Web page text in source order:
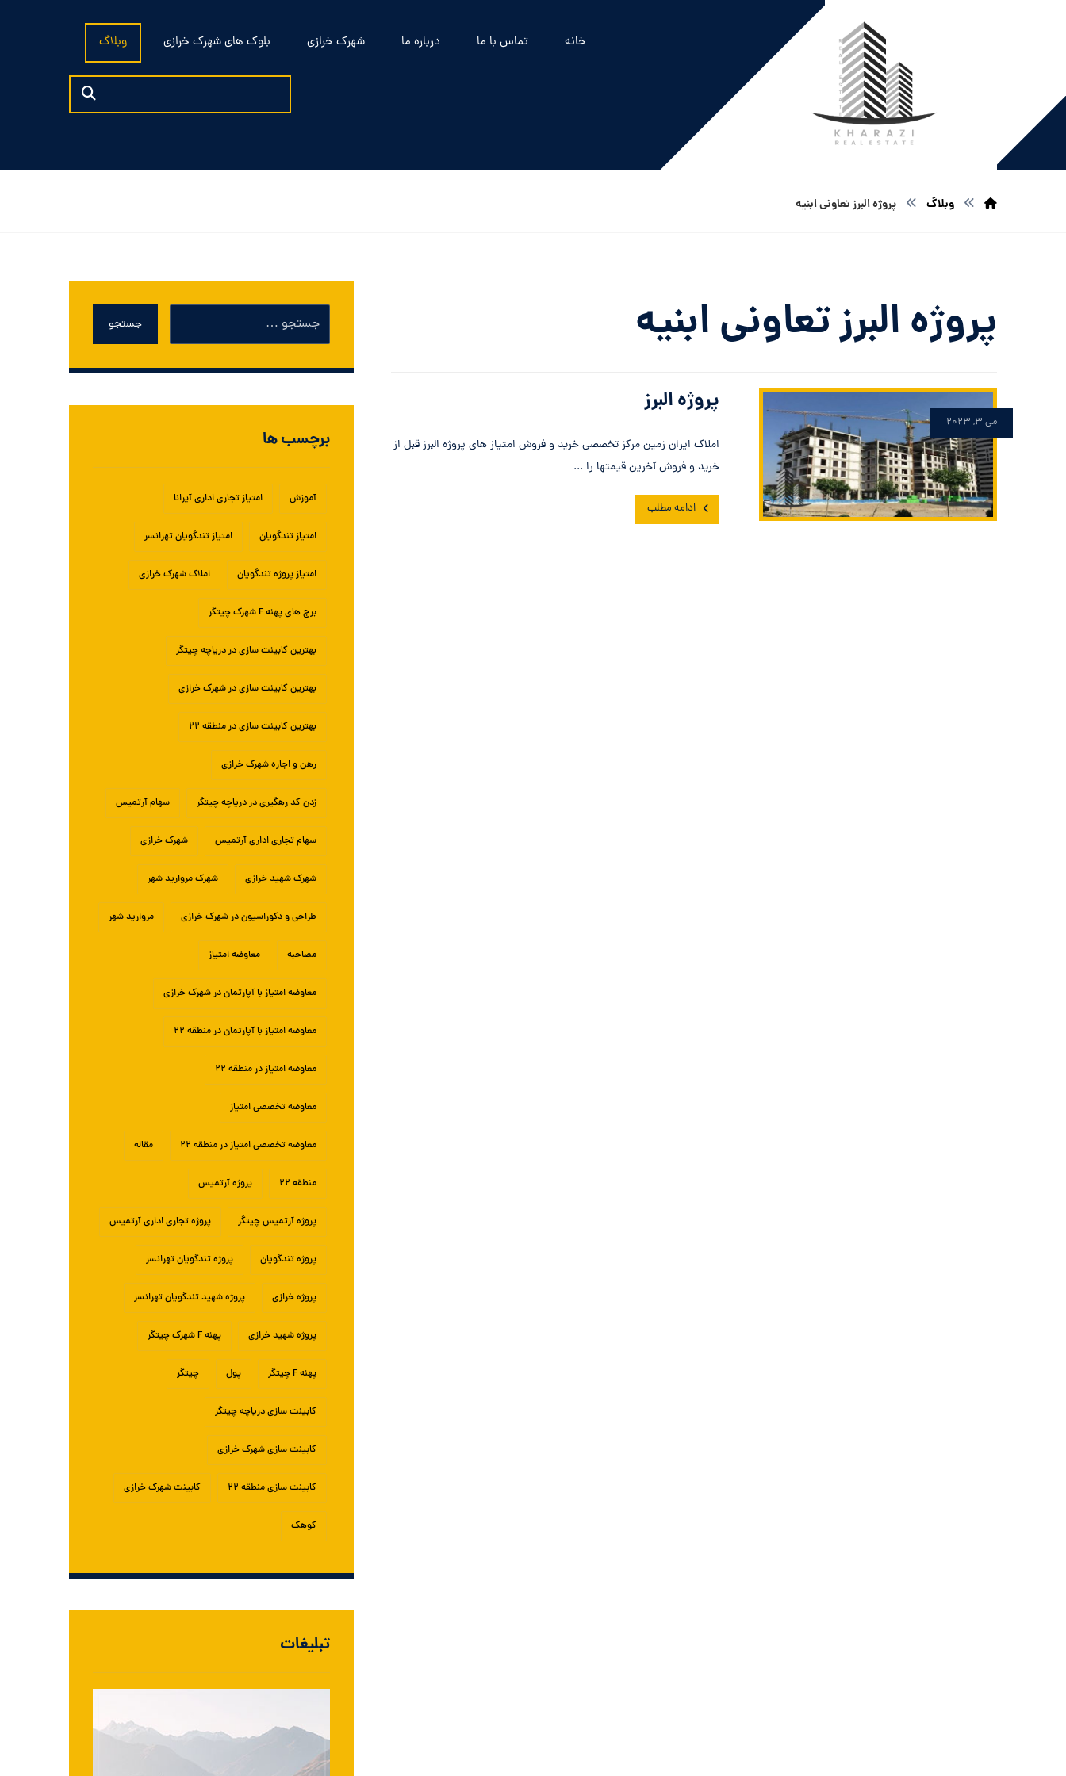
خانه تماس با ما درباره ما شهرک خرازی بلوک های شهرک خرازی وبلاگ
وبلاگ پروژه البرز تعاونی ابنیه
پروژه البرز تعاونی ابنیه
پروژه البرز
می ۳, ۲۰۲۳
املاک ایران زمین مرکز تخصصی خرید و فروش امتیاز های پروژه البرز قبل از
خرید و فروش آخرین قیمتها را ...
ادامه مطلب
جستجو
برچسب ها
آموزش امتیاز تجاری اداری آیرانا
امتیاز تندگویان امتیاز تندگویان تهرانسر
امتیاز پروژه تندگویان املاک شهرک خرازی
برج های پهنه F شهرک چیتگر
بهترین کابینت سازی در دریاچه چیتگر
بهترین کابینت سازی در شهرک خرازی
بهترین کابینت سازی در منطقه ۲۲
رهن و اجاره شهرک خرازی
زدن کد رهگیری در دریاچه چیتگر سهام آرتمیس
سهام تجاری اداری آرتمیس شهرک خرازی
شهرک شهید خرازی شهرک مروارید شهر
طراحی و دکوراسیون در شهرک خرازی مروارید شهر
مصاحبه معاوضه امتیاز
معاوضه امتیاز با آپارتمان در شهرک خرازی
معاوضه امتیاز با آپارتمان در منطقه ۲۲
معاوضه امتیاز در منطقه ۲۲
معاوضه تخصصی امتیاز
معاوضه تخصصی امتیاز در منطقه ۲۲ مقاله
منطقه ۲۲ پروژه آرتمیس
پروژه آرتمیس چیتگر پروژه تجاری اداری آرتمیس
پروژه تندگویان پروژه تندگویان تهرانسر
پروژه خرازی پروژه شهید تندگویان تهرانسر
پروژه شهید خرازی پهنه F شهرک چیتگر
پهنه F چیتگر پول چیتگر
کابینت سازی دریاچه چیتگر
کابینت سازی شهرک خرازی
کابینت سازی منطقه ۲۲ کابینت شهرک خرازی
کوهک
تبلیغات